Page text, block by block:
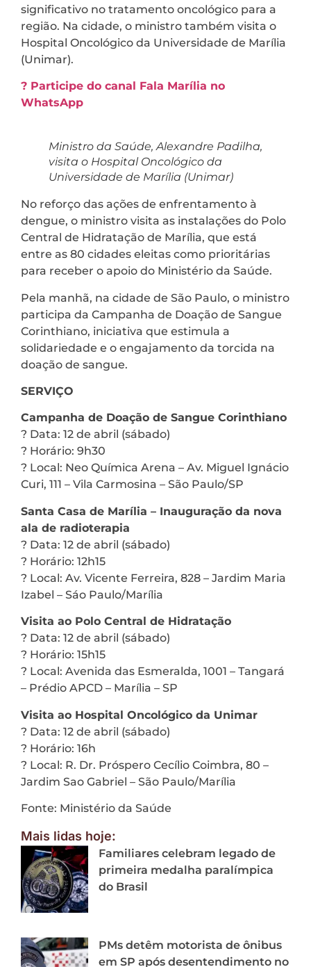
significativo no tratamento oncológico para a
região. Na cidade, o ministro também visita o
Hospital Oncológico da Universidade de Marília
(Unimar).
? Participe do canal Fala Marília no
WhatsApp
Ministro da Saúde, Alexandre Padilha,
visita o Hospital Oncológico da
Universidade de Marília (Unimar)
No reforço das ações de enfrentamento à
dengue, o ministro visita as instalações do Polo
Central de Hidratação de Marília, que está
entre as 80 cidades eleitas como prioritárias
para receber o apoio do Ministério da Saúde.
Pela manhã, na cidade de São Paulo, o ministro
participa da Campanha de Doação de Sangue
Corinthiano, iniciativa que estimula a
solidariedade e o engajamento da torcida na
doação de sangue.
SERVIÇO
Campanha de Doação de Sangue Corinthiano
? Data: 12 de abril (sábado)
? Horário: 9h30
? Local: Neo Química Arena – Av. Miguel Ignácio
Curi, 111 – Vila Carmosina – São Paulo/SP
Santa Casa de Marília – Inauguração da nova
ala de radioterapia
? Data: 12 de abril (sábado)
? Horário: 12h15
? Local: Av. Vicente Ferreira, 828 – Jardim Maria
Izabel – Sáo Paulo/Marília
Visita ao Polo Central de Hidratação
? Data: 12 de abril (sábado)
? Horário: 15h15
? Local: Avenida das Esmeralda, 1001 – Tangará
– Prédio APCD – Marília – SP
Visita ao Hospital Oncológico da Unimar
? Data: 12 de abril (sábado)
? Horário: 16h
? Local: R. Dr. Próspero Cecílio Coimbra, 80 –
Jardim Sao Gabriel – São Paulo/Marília
Fonte: Ministério da Saúde
Mais lidas hoje:
Familiares celebram legado de
primeira medalha paralímpica
do Brasil
PMs detêm motorista de ônibus
em SP após desentendimento no